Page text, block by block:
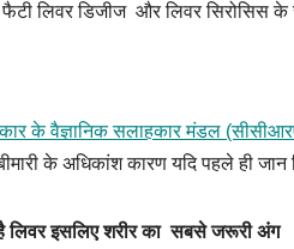
फैटी लिवर डिजीज और लिवर सिरोसिस
के वैज्ञानिक सलाहकार मंडल
के अधिकांश कारण यदि पहले ही जान
लिवर इसलिए शरीर का सबसे जरूरी अंग